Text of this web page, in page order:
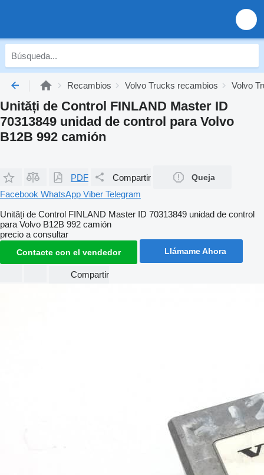
Recambios Volvo Trucks recambios Volvo
Unități de Control FINLAND Master ID
70313849 unidad de control para Volvo
B12B 992 camión
PDF Compartir Queja
Facebook WhatsApp Viber Telegram
Unități de Control FINLAND Master ID 70313849 unidad de control
para Volvo B12B 992 camión
precio a consultar
Contacte con el vendedor Llámame Ahora
Compartir